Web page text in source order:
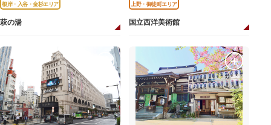
根岸・入谷・金杉エリア
萩の湯
上野・御徒町エリア
国立西洋美術館